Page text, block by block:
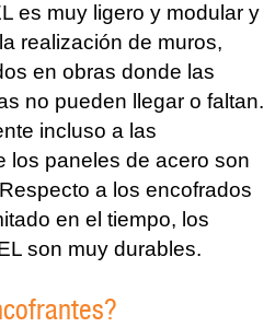
es muy ligero y modular y
realización de muros,
en obras donde las
no pueden llegar o faltan.
incluso a las
los paneles de acero son
a los encofrados
en el tiempo, los
son muy durables.